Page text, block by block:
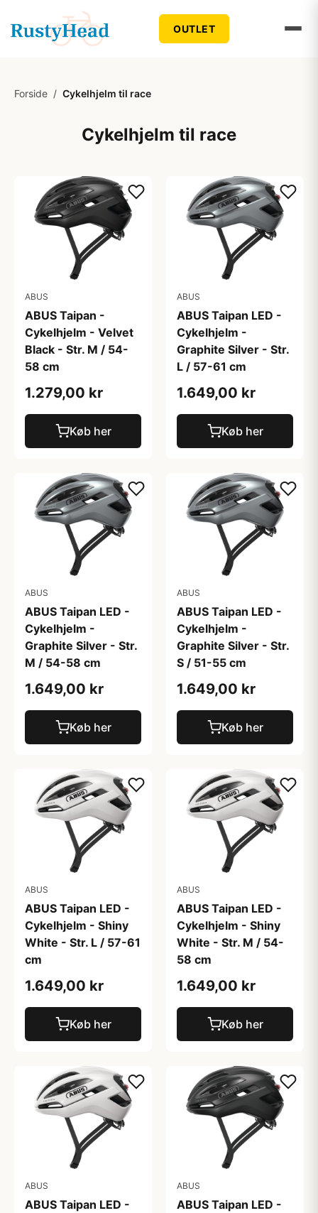
OUTLET
Forside / Cykelhjelm til race
Cykelhjelm til race
ABUS
ABUS Taipan -
Cykelhjelm - Velvet
Black - Str. M / 54-
58 cm
1.279,00 kr
Køb her
ABUS
ABUS Taipan LED -
Cykelhjelm -
Graphite Silver - Str.
L / 57-61 cm
1.649,00 kr
Køb her
ABUS
ABUS Taipan LED -
Cykelhjelm -
Graphite Silver - Str.
M / 54-58 cm
1.649,00 kr
Køb her
ABUS
ABUS Taipan LED -
Cykelhjelm -
Graphite Silver - Str.
S / 51-55 cm
1.649,00 kr
Køb her
ABUS
ABUS Taipan LED -
Cykelhjelm - Shiny
White - Str. L / 57-61
cm
1.649,00 kr
Køb her
ABUS
ABUS Taipan LED -
Cykelhjelm - Shiny
White - Str. M / 54-
58 cm
1.649,00 kr
Køb her
ABUS
ABUS Taipan LED -
ABUS
ABUS Taipan LED -